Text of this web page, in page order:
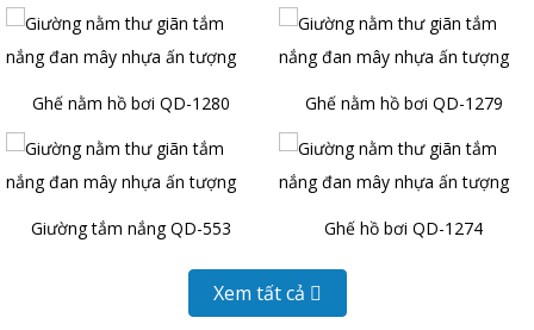
Ghế nằm hồ bơi QD-1280 Ghế nằm hồ bơi QD-1279
Giường tắm nắng QD-553 Ghế hồ bơi QD-1274
Xem tất cả